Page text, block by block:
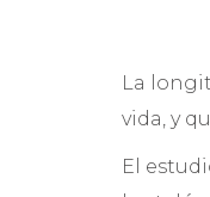
La
vida, y
El